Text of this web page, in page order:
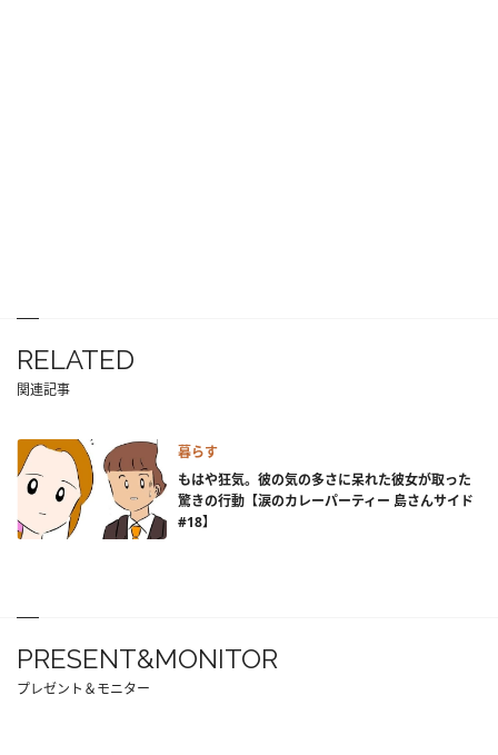
RELATED
関連記事
暮らす
もはや狂気。彼の気の多さに呆れた彼女が取った
驚きの行動【涙のカレーパーティー 島さんサイド
#18】
PRESENT&MONITOR
プレゼント＆モニター